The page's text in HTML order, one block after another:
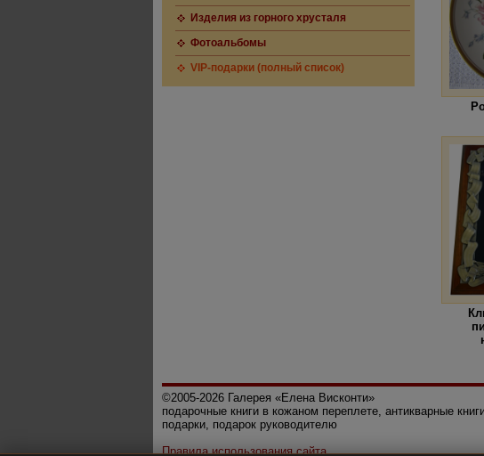
Изделия из горного хрусталя
Фотоальбомы
VIP-подарки (полный список)
©2005-2026 Галерея «Елена Висконти»
подарочные книги в кожаном переплете, антикварные
подарки, подарок руководителю
Правила использования сайта